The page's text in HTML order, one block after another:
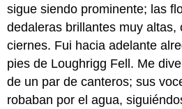
sigue siendo prominente; las
dedaleras brillantes muy altas,
ciernes. Fui hacia adelante
pies de Loughrigg Fell. Me
de un par de canteros; sus
robaban por el agua,